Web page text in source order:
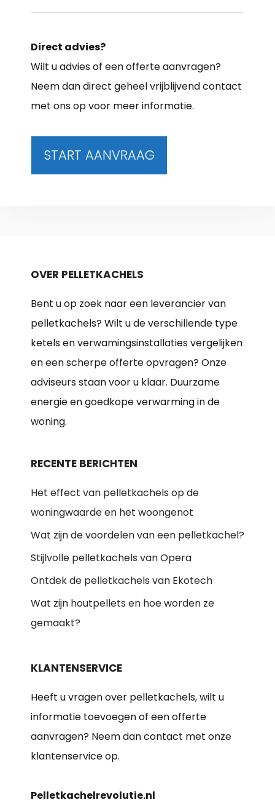
Direct advies?
Wilt u advies of een offerte aanvragen?
Neem dan direct geheel vrijblijvend contact
met ons op voor meer informatie.
START AANVRAAG
OVER PELLETKACHELS
Bent u op zoek naar een leverancier van
pelletkachels? Wilt u de verschillende type
ketels en verwamingsinstallaties vergelijken
en een scherpe offerte opvragen? Onze
adviseurs staan voor u klaar. Duurzame
energie en goedkope verwarming in de
woning.
RECENTE BERICHTEN
Het effect van pelletkachels op de
woningwaarde en het woongenot
Wat zijn de voordelen van een pelletkachel?
Stijlvolle pelletkachels van Opera
Ontdek de pelletkachels van Ekotech
Wat zijn houtpellets en hoe worden ze
gemaakt?
KLANTENSERVICE
Heeft u vragen over pelletkachels, wilt u
informatie toevoegen of een offerte
aanvragen? Neem dan contact met onze
klantenservice op.
Pelletkachelrevolutie.nl